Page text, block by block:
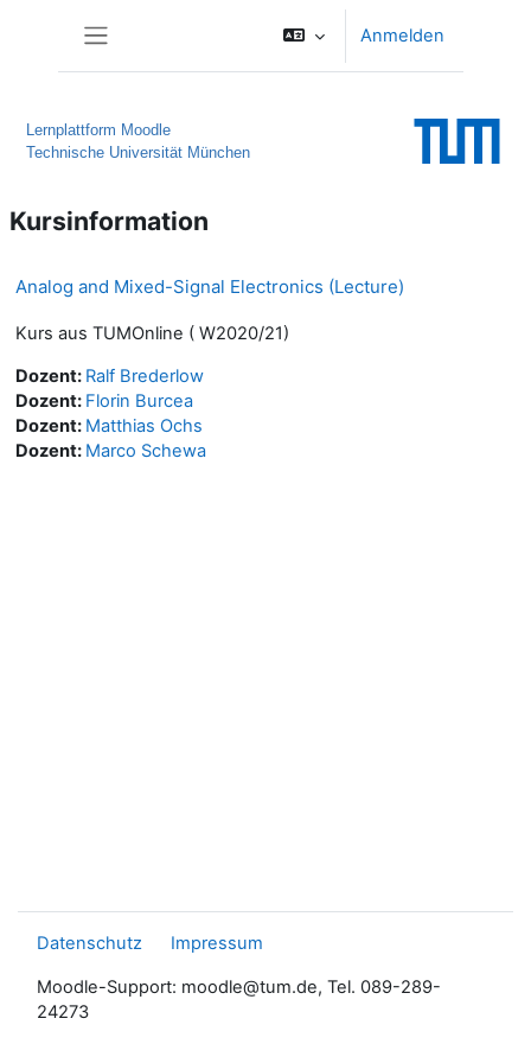
Anmelden
Lernplattform Moodle
Technische Universität München
Kursinformation
Analog and Mixed-Signal Electronics (Lecture)
Kurs aus TUMOnline ( W2020/21)
Dozent: Ralf Brederlow
Dozent: Florin Burcea
Dozent: Matthias Ochs
Dozent: Marco Schewa
Datenschutz Impressum
Moodle-Support: moodle@tum.de, Tel. 089-289-
24273